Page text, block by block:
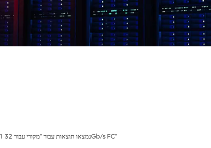
1 נמצאו תוצאות עבור "מקורי עבור 32Gb/s FC"